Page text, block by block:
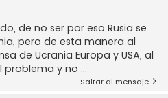
de no ser por eso Rusia se
pero de esta manera al
de Ucrania Europa y USA, al
y no ...
Saltar al mensaje